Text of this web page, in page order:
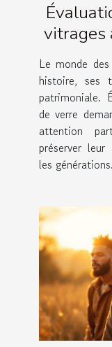
vitrages
Le monde
histoire, ses
patrimoniale.
de verre
attention
préserver
les